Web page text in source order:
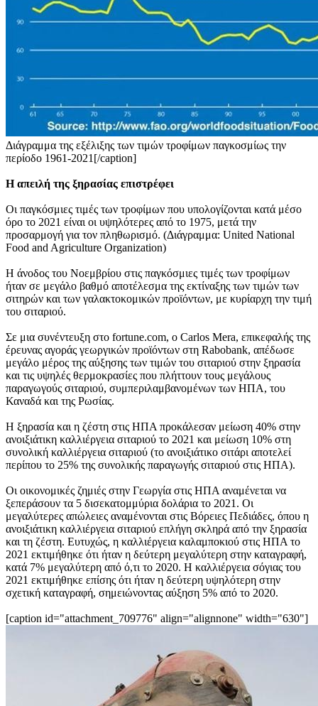
Διάγραμμα της εξέλιξης των τιμών τροφίμων παγκοσμίως την
περίοδο 1961-2021[/caption]
Η απειλή της ξηρασίας επιστρέφει
Οι παγκόσμιες τιμές των τροφίμων που υπολογίζονται κατά μέσο
όρο το 2021 είναι οι υψηλότερες από το 1975, μετά την
προσαρμογή για τον πληθωρισμό. (Διάγραμμα: United National
Food and Agriculture Organization)
Η άνοδος του Νοεμβρίου στις παγκόσμιες τιμές των τροφίμων
ήταν σε μεγάλο βαθμό αποτέλεσμα της εκτίναξης των τιμών των
σιτηρών και των γαλακτοκομικών προϊόντων, με κυρίαρχη την τιμή
του σιταριού.
Σε μια συνέντευξη στο fortune.com, ο Carlos Mera, επικεφαλής της
έρευνας αγοράς γεωργικών προϊόντων στη Rabobank, απέδωσε
μεγάλο μέρος της αύξησης των τιμών του σιταριού στην ξηρασία
και τις υψηλές θερμοκρασίες που πλήττουν τους μεγάλους
παραγωγούς σιταριού, συμπεριλαμβανομένων των ΗΠΑ, του
Καναδά και της Ρωσίας.
Η ξηρασία και η ζέστη στις ΗΠΑ προκάλεσαν μείωση 40% στην
ανοιξιάτικη καλλιέργεια σιταριού το 2021 και μείωση 10% στη
συνολική καλλιέργεια σιταριού (το ανοιξιάτικο σιτάρι αποτελεί
περίπου το 25% της συνολικής παραγωγής σιταριού στις ΗΠΑ).
Οι οικονομικές ζημιές στην Γεωργία στις ΗΠΑ αναμένεται να
ξεπεράσουν τα 5 δισεκατομμύρια δολάρια το 2021. Οι
μεγαλύτερες απώλειες αναμένονται στις Βόρειες Πεδιάδες, όπου η
ανοιξιάτικη καλλιέργεια σιταριού επλήγη σκληρά από την ξηρασία
και τη ζέστη. Ευτυχώς, η καλλιέργεια καλαμποκιού στις ΗΠΑ το
2021 εκτιμήθηκε ότι ήταν η δεύτερη μεγαλύτερη στην καταγραφή,
κατά 7% μεγαλύτερη από ό,τι το 2020. Η καλλιέργεια σόγιας του
2021 εκτιμήθηκε επίσης ότι ήταν η δεύτερη υψηλότερη στην
σχετική καταγραφή, σημειώνοντας αύξηση 5% από το 2020.
[caption id="attachment_709776" align="alignnone" width="630"]